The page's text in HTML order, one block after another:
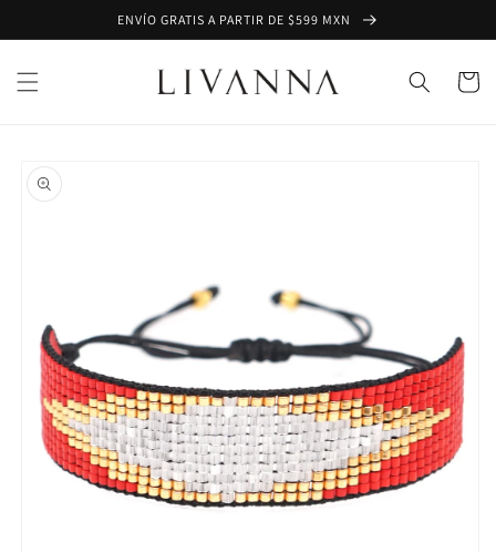
directamente
al contenido
ENVÍO GRATIS A PARTIR DE $599 MXN
Carrito
a la
información